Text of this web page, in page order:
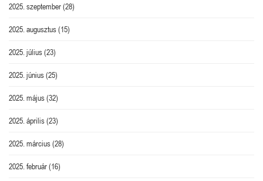
2025. szeptember(28)
2025. augusztus(15)
2025. július(23)
2025. június(25)
2025. május(32)
2025. április(23)
2025. március(28)
2025. február(16)